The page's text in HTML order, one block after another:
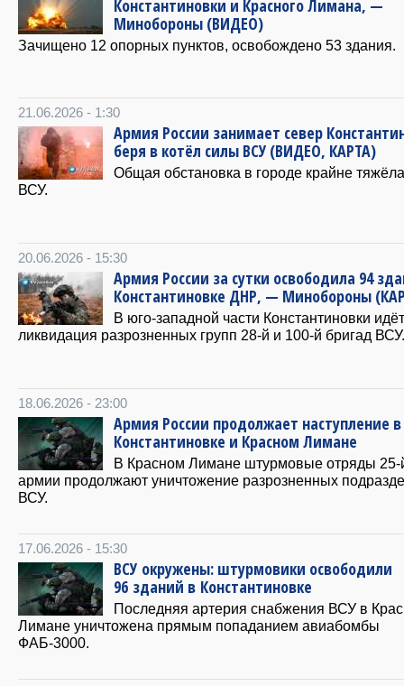
Константиновки и Красного Лимана, —
Минобороны (ВИДЕО)
Зачищено 12 опорных пунктов, освобождено 53 здания.
21.06.2026 - 1:30
Армия России занимает север
беря в котёл силы ВСУ (ВИДЕО, КАРТА)
Общая обстановка в городе крайне
ВСУ.
20.06.2026 - 15:30
Армия России за сутки освободила 94
Константиновке ДНР, — Минобороны
В юго-западной части Константиновки идёт
ликвидация разрозненных групп 28-й и 100-й бригад ВСУ.
18.06.2026 - 23:00
Армия России продолжает наступление в
Константиновке и Красном Лимане
В Красном Лимане штурмовые отряды 25-
армии продолжают уничтожение разрозненных
ВСУ.
17.06.2026 - 15:30
ВСУ окружены: штурмовики освободили
96 зданий в Константиновке
Последняя артерия снабжения ВСУ в
Лимане уничтожена прямым попаданием авиабомбы
ФАБ-3000.